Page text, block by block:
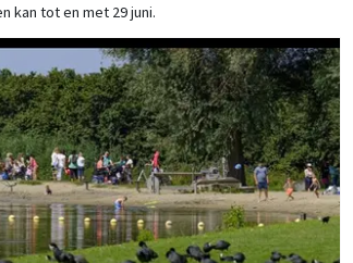
kan tot en met 29 juni.